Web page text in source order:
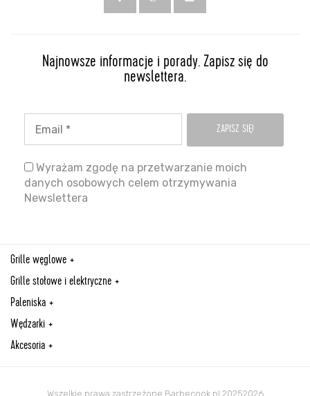
Najnowsze informacje i porady. Zapisz się do
newslettera.
Wyrażam zgodę na przetwarzanie moich
danych osobowych celem otrzymywania
Newslettera
Grille węglowe
Grille stołowe i elektryczne
Paleniska
Wędzarki
Akcesoria
Wszelkie prawa zastrzeżone Barbecook.pl 20252026